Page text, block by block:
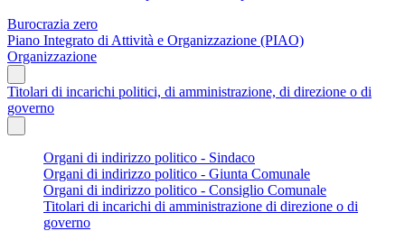
Burocrazia zero
Piano Integrato di Attività e Organizzazione (PIAO)
Organizzazione
Titolari di incarichi politici, di amministrazione, di direzione o di
governo
Organi di indirizzo politico - Sindaco
Organi di indirizzo politico - Giunta Comunale
Organi di indirizzo politico - Consiglio Comunale
Titolari di incarichi di amministrazione di direzione o di
governo